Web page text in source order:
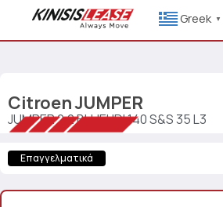
Greek ▼
CitroenJUMPER
JUMPER 2.2 BLUEHDI 140 S&S 35 L3
Επαγγελματικά